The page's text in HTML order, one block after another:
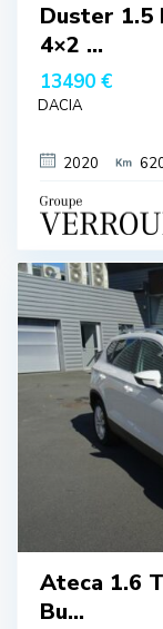
Duster 1.5
4×2 ...
13490 €
DACIA
2020
Ateca 1.6
Bu...